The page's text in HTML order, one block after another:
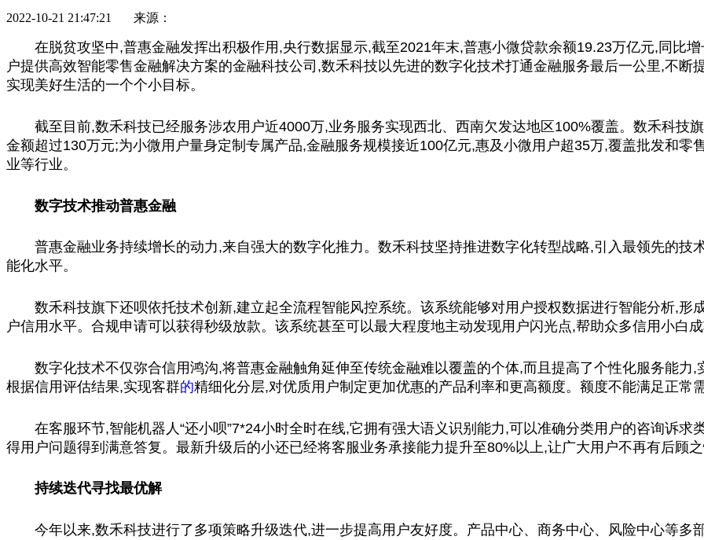
2022-10-21 21:47:21 来源：
在脱贫攻坚中,普惠金融发挥出积极作用,央行数据显示,截至2021年末,普惠小微贷款余额19.23万亿元,同比
户提供高效智能零售金融解决方案的金融科技公司,数禾科技以先进的数字化技术打通金融服务最后一公里,不断
实现美好生活的一个个小目标。
截至目前,数禾科技已经服务涉农用户近4000万,业务服务实现西北、西南欠发达地区100%覆盖。数禾科技
金额超过130万元;为小微用户量身定制专属产品,金融服务规模接近100亿元,惠及小微用户超35万,覆盖批发和
业等行业。
数字技术推动普惠金融
普惠金融业务持续增长的动力,来自强大的数字化推力。数禾科技坚持推进数字化转型战略,引入最领先的技
能化水平。
数禾科技旗下还呗依托技术创新,建立起全流程智能风控系统。该系统能够对用户授权数据进行智能分析,形
户信用水平。合规申请可以获得秒级放款。该系统甚至可以最大程度地主动发现用户闪光点,帮助众多信用小白
数字化技术不仅弥合信用鸿沟,将普惠金融触角延伸至传统金融难以覆盖的个体,而且提高了个性化服务能力
根据信用评估结果,实现客群的精细化分层,对优质用户制定更加优惠的产品利率和更高额度。额度不能满足正常
在客服环节,智能机器人“还小呗”7*24小时全时在线,它拥有强大语义识别能力,可以准确分类用户的咨询诉
得用户问题得到满意答复。最新升级后的小还已经将客服业务承接能力提升至80%以上,让广大用户不再有后顾
持续迭代寻找最优解
今年以来,数禾科技进行了多项策略升级迭代,进一步提高用户友好度。产品中心、商务中心、风险中心等